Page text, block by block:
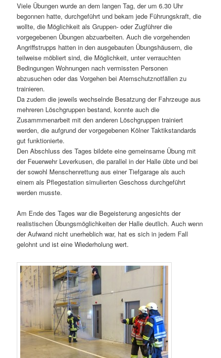
Viele Übungen wurde an dem langen Tag, der um 6.30 Uhr
begonnen hatte, durchgeführt und bekam jede Führungskraft, die
wollte, die Möglichkeit als Gruppen- oder Zugführer die
vorgegebenen Übungen abzuarbeiten. Auch die vorgehenden
Angriffstrupps hatten in den ausgebauten Übungshäusern, die
teilweise möbliert sind, die Möglichkeit, unter verrauchten
Bedingungen Wohnungen nach vermissten Personen
abzusuchen oder das Vorgehen bei Atemschutznotfällen zu
trainieren.
Da zudem die jeweils wechselnde Besatzung der Fahrzeuge aus
mehreren Löschgruppen bestand, konnte auch die
Zusammmenarbeit mit den anderen Löschgruppen trainiert
werden, die aufgrund der vorgegebenen Kölner Taktikstandards
gut funktionierte.
Den Abschluss des Tages bildete eine gemeinsame Übung mit
der Feuerwehr Leverkusen, die parallel in der Halle übte und bei
der sowohl Menschenrettung aus einer Tiefgarage als auch
einem als Pflegestation simulierten Geschoss durchgeführt
werden musste.
Am Ende des Tages war die Begeisterung angesichts der
realistischen Übungsmöglichkeiten der Halle deutlich. Auch wenn
der Aufwand nicht unerheblich war, hat es sich in jedem Fall
gelohnt und ist eine Wiederholung wert.